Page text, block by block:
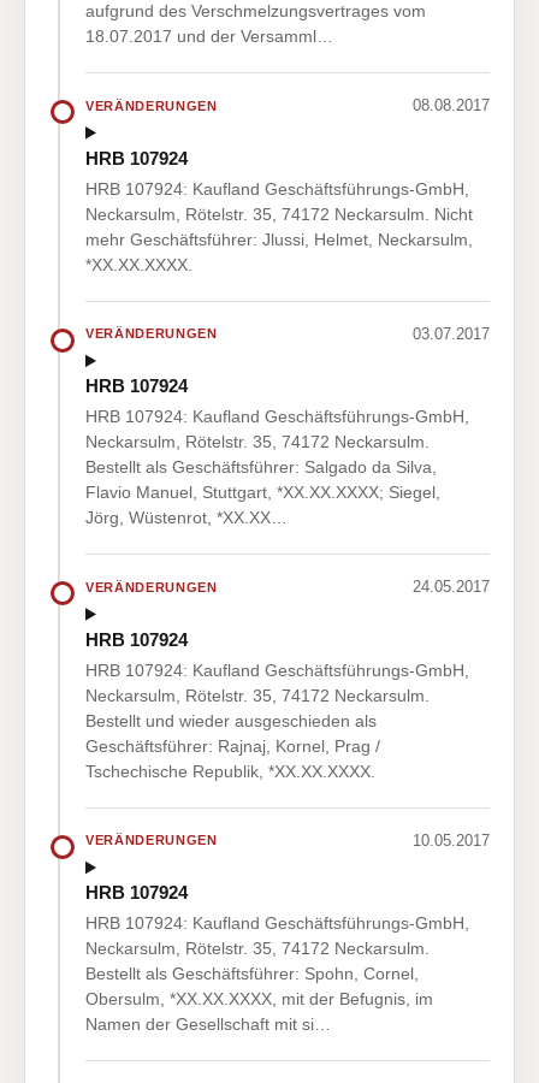
aufgrund des Verschmelzungsvertrages vom
18.07.2017 und der Versamml…
VERÄNDERUNGEN 08.08.2017
HRB 107924
HRB 107924: Kaufland Geschäftsführungs-GmbH,
Neckarsulm, Rötelstr. 35, 74172 Neckarsulm. Nicht
mehr Geschäftsführer: Jlussi, Helmet, Neckarsulm,
*XX.XX.XXXX.
VERÄNDERUNGEN 03.07.2017
HRB 107924
HRB 107924: Kaufland Geschäftsführungs-GmbH,
Neckarsulm, Rötelstr. 35, 74172 Neckarsulm.
Bestellt als Geschäftsführer: Salgado da Silva,
Flavio Manuel, Stuttgart, *XX.XX.XXXX; Siegel,
Jörg, Wüstenrot, *XX.XX…
VERÄNDERUNGEN 24.05.2017
HRB 107924
HRB 107924: Kaufland Geschäftsführungs-GmbH,
Neckarsulm, Rötelstr. 35, 74172 Neckarsulm.
Bestellt und wieder ausgeschieden als
Geschäftsführer: Rajnaj, Kornel, Prag /
Tschechische Republik, *XX.XX.XXXX.
VERÄNDERUNGEN 10.05.2017
HRB 107924
HRB 107924: Kaufland Geschäftsführungs-GmbH,
Neckarsulm, Rötelstr. 35, 74172 Neckarsulm.
Bestellt als Geschäftsführer: Spohn, Cornel,
Obersulm, *XX.XX.XXXX, mit der Befugnis, im
Namen der Gesellschaft mit si…